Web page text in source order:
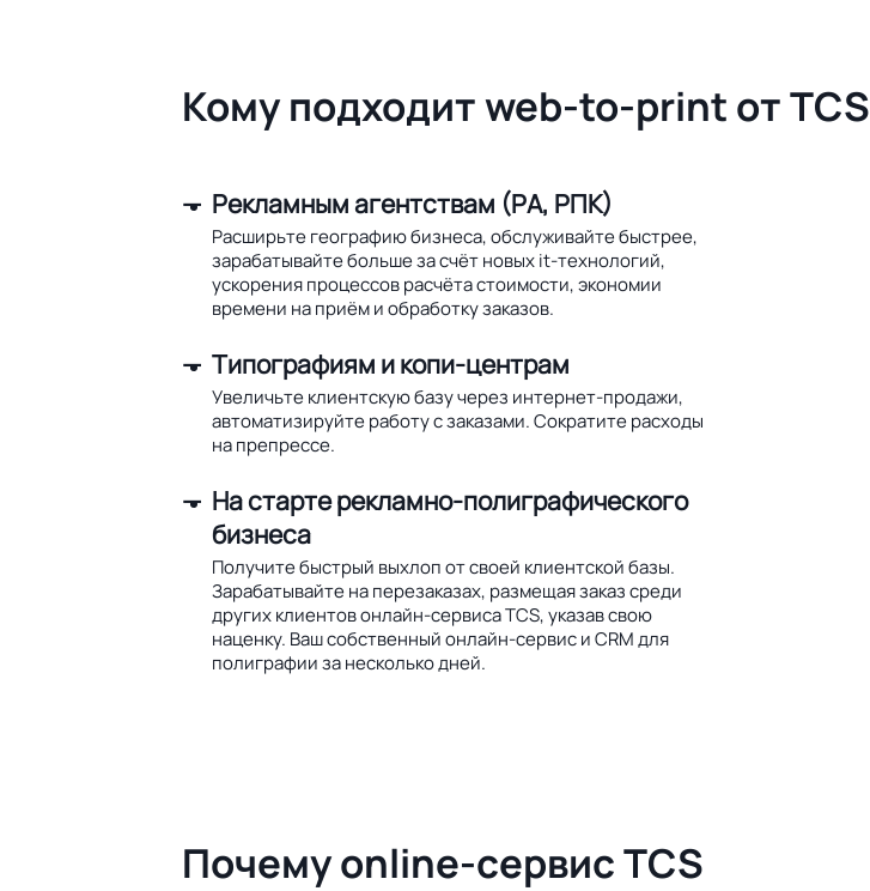
Кому подходит web-to-print от TCS
Рекламным агентствам (РА, РПК)
Расширьте географию бизнеса, обслуживайте быстрее,
зарабатывайте больше за счёт новых it-технологий,
ускорения процессов расчёта стоимости, экономии
времени на приём и обработку заказов.
Типографиям и копи-центрам
Увеличьте клиентскую базу через интернет-продажи,
автоматизируйте работу с заказами. Сократите расходы
на препрессе.
На старте рекламно-полиграфического
бизнеса
Получите быстрый выхлоп от своей клиентской базы.
Зарабатывайте на перезаказах, размещая заказ среди
других клиентов онлайн-сервиса TCS, указав свою
наценку. Ваш собственный онлайн-сервис и CRM для
полиграфии за несколько дней.
Почему online-сервис TCS